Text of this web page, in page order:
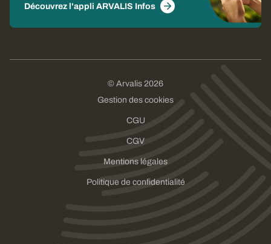
Découvrez l'appli ARVALIS Infos
© Arvalis 2026
Gestion des cookies
CGU
CGV
Mentions légales
Politique de confidentialité